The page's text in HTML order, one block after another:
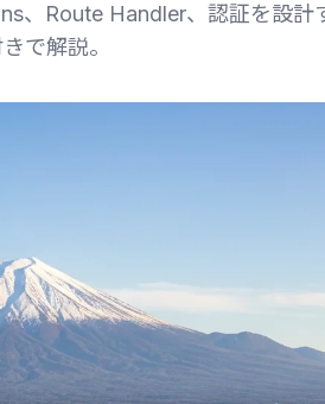
、Route Handler、認証を設計
で解説。